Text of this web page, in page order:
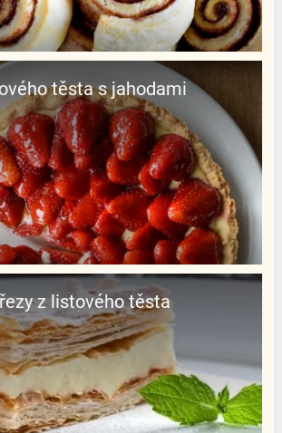
těsta s jahodami
z listového těsta